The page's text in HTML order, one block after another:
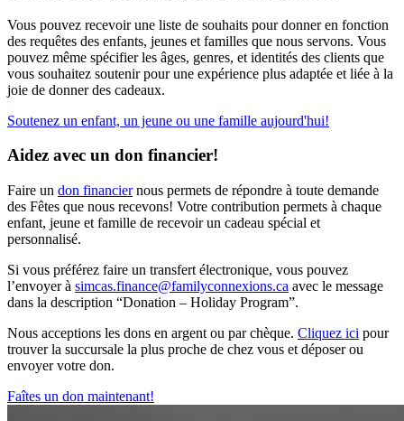
Vous pouvez recevoir une liste de souhaits pour donner en fonction
des requêtes des enfants, jeunes et familles que nous servons. Vous
pouvez même spécifier les âges, genres, et identités des clients que
vous souhaitez soutenir pour une expérience plus adaptée et liée à la
joie de donner des cadeaux.
Soutenez un enfant, un jeune ou une famille aujourd'hui!
Aidez avec un don financier!
Faire un don financiernous permets de répondre à toute demande
des Fêtes que nous recevons! Votre contribution permets à chaque
enfant, jeune et famille de recevoir un cadeau spécial et
personnalisé.
Si vous préférez faire un transfert électronique, vous pouvez
l’envoyer à simcas.finance@familyconnexions.ca avec le message
dans la description “Donation – Holiday Program”.
Nous acceptions les dons en argent ou par chèque. Cliquez ici pour
trouver la succursale la plus proche de chez vous et déposer ou
envoyer votre don.
Faîtes un don maintenant!